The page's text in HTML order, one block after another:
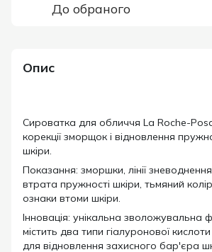
До обраного
Опис
Сироватка для обличчя La Roche-
корекції зморщок і відновлення
шкіри.
Показання: зморшки, лінії зневоднення
втрата пружності шкіри, тьмяний
ознаки втоми шкіри.
Інновація: унікальна зволожувальна
містить два типи гіалуронової кислоти
для відновлення захисного бар'єра